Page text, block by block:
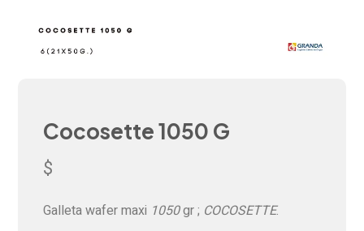
Cocosette 1050 G
$
Galleta wafer maxi 1050gr ; COCOSETTE.